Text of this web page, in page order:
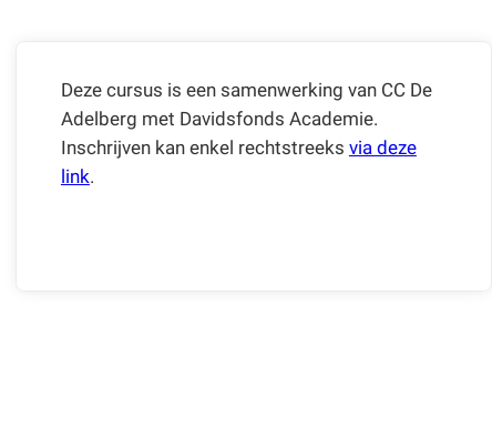
Deze cursus is een samenwerking van CC De
Adelberg met Davidsfonds Academie.
Inschrijven kan enkel rechtstreeks via deze
link.